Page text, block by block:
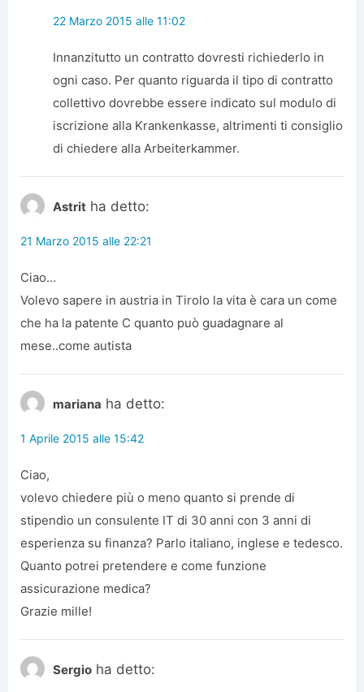
22 Marzo 2015 alle 11:02
Innanzitutto un contratto dovresti richiederlo in
ogni caso. Per quanto riguarda il tipo di contratto
collettivo dovrebbe essere indicato sul modulo di
iscrizione alla Krankenkasse, altrimenti ti consiglio
di chiedere alla Arbeiterkammer.
Astrit ha detto:
21 Marzo 2015 alle 22:21
Ciao…
Volevo sapere in austria in Tirolo la vita è cara un come
che ha la patente C quanto può guadagnare al
mese..come autista
mariana ha detto:
1 Aprile 2015 alle 15:42
Ciao,
volevo chiedere più o meno quanto si prende di
stipendio un consulente IT di 30 anni con 3 anni di
esperienza su finanza? Parlo italiano, inglese e tedesco.
Quanto potrei pretendere e come funzione
assicurazione medica?
Grazie mille!
Sergio ha detto: